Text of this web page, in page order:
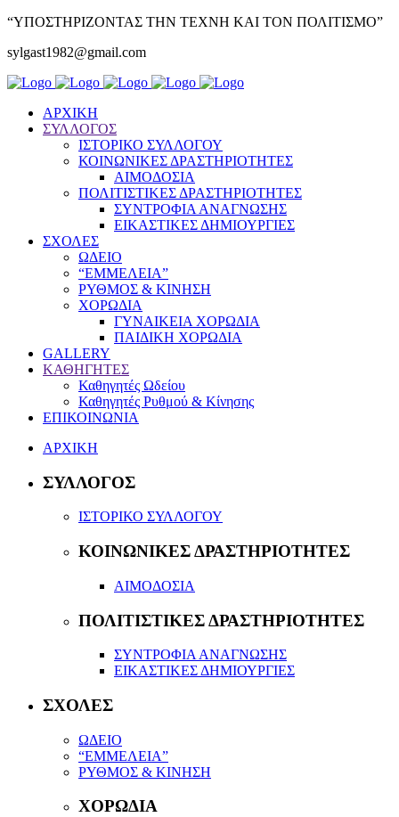
“ΥΠΟΣΤΗΡΙΖΟΝΤΑΣ ΤΗΝ ΤΕΧΝΗ ΚΑΙ ΤΟΝ ΠΟΛΙΤΙΣΜΟ”
sylgast1982@gmail.com
ΑΡΧΙΚΗ
ΣΥΛΛΟΓΟΣ
ΙΣΤΟΡΙΚΟ ΣΥΛΛΟΓΟΥ
ΚΟΙΝΩΝΙΚΕΣ ΔΡΑΣΤΗΡΙΟΤΗΤΕΣ
ΑΙΜΟΔΟΣΙΑ
ΠΟΛΙΤΙΣΤΙΚΕΣ ΔΡΑΣΤΗΡΙΟΤΗΤΕΣ
ΣΥΝΤΡΟΦΙΑ ΑΝΑΓΝΩΣΗΣ
ΕΙΚΑΣΤΙΚΕΣ ΔΗΜΙΟΥΡΓΙΕΣ
ΣΧΟΛΕΣ
ΩΔΕΙΟ
“ΕΜΜΕΛΕΙΑ”
ΡΥΘΜΟΣ & ΚΙΝΗΣΗ
ΧΟΡΩΔΙΑ
ΓΥΝΑΙΚΕΙΑ ΧΟΡΩΔΙΑ
ΠΑΙΔΙΚΗ ΧΟΡΩΔΙΑ
GALLERY
ΚΑΘΗΓΗΤΕΣ
Καθηγητές Ωδείου
Καθηγητές Ρυθμού & Κίνησης
ΕΠΙΚΟΙΝΩΝΙΑ
ΑΡΧΙΚΗ
ΣΥΛΛΟΓΟΣ
ΙΣΤΟΡΙΚΟ ΣΥΛΛΟΓΟΥ
ΚΟΙΝΩΝΙΚΕΣ ΔΡΑΣΤΗΡΙΟΤΗΤΕΣ
ΑΙΜΟΔΟΣΙΑ
ΠΟΛΙΤΙΣΤΙΚΕΣ ΔΡΑΣΤΗΡΙΟΤΗΤΕΣ
ΣΥΝΤΡΟΦΙΑ ΑΝΑΓΝΩΣΗΣ
ΕΙΚΑΣΤΙΚΕΣ ΔΗΜΙΟΥΡΓΙΕΣ
ΣΧΟΛΕΣ
ΩΔΕΙΟ
“ΕΜΜΕΛΕΙΑ”
ΡΥΘΜΟΣ & ΚΙΝΗΣΗ
ΧΟΡΩΔΙΑ